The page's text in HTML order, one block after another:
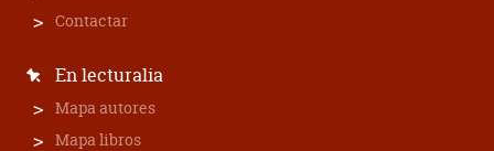
Contactar
En lecturalia
Mapa autores
Mapa libros